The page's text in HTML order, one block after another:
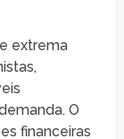
extrema
O
financeiras